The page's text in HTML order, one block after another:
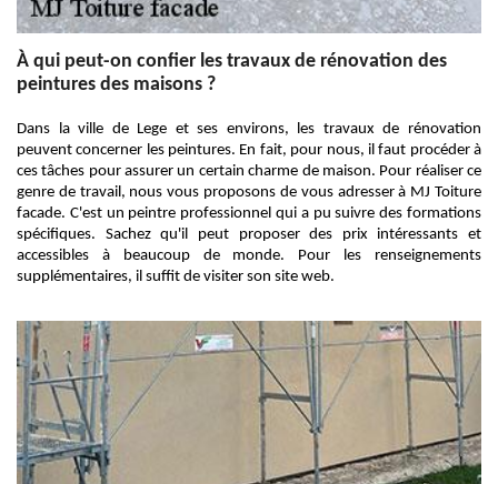
À qui peut-on confier les travaux de rénovation des
peintures des maisons ?
Dans la ville de Lege et ses environs, les travaux de rénovation
peuvent concerner les peintures. En fait, pour nous, il faut procéder à
ces tâches pour assurer un certain charme de maison. Pour réaliser ce
genre de travail, nous vous proposons de vous adresser à MJ Toiture
facade. C'est un peintre professionnel qui a pu suivre des formations
spécifiques. Sachez qu'il peut proposer des prix intéressants et
accessibles à beaucoup de monde. Pour les renseignements
supplémentaires, il suffit de visiter son site web.